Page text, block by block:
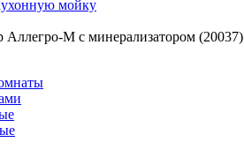
мойку
Аллегро-М с минерализатором (20037)